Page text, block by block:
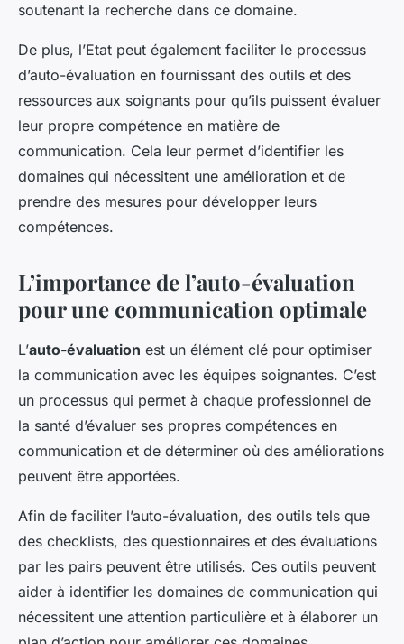
soutenant la recherche dans ce domaine.
De plus, l’Etat peut également faciliter le processus
d’auto-évaluation en fournissant des outils et des
ressources aux soignants pour qu’ils puissent évaluer
leur propre compétence en matière de
communication. Cela leur permet d’identifier les
domaines qui nécessitent une amélioration et de
prendre des mesures pour développer leurs
compétences.
L’importance de l’auto-évaluation
pour une communication optimale
L’auto-évaluation est un élément clé pour optimiser
la communication avec les équipes soignantes. C’est
un processus qui permet à chaque professionnel de
la santé d’évaluer ses propres compétences en
communication et de déterminer où des améliorations
peuvent être apportées.
Afin de faciliter l’auto-évaluation, des outils tels que
des checklists, des questionnaires et des évaluations
par les pairs peuvent être utilisés. Ces outils peuvent
aider à identifier les domaines de communication qui
nécessitent une attention particulière et à élaborer un